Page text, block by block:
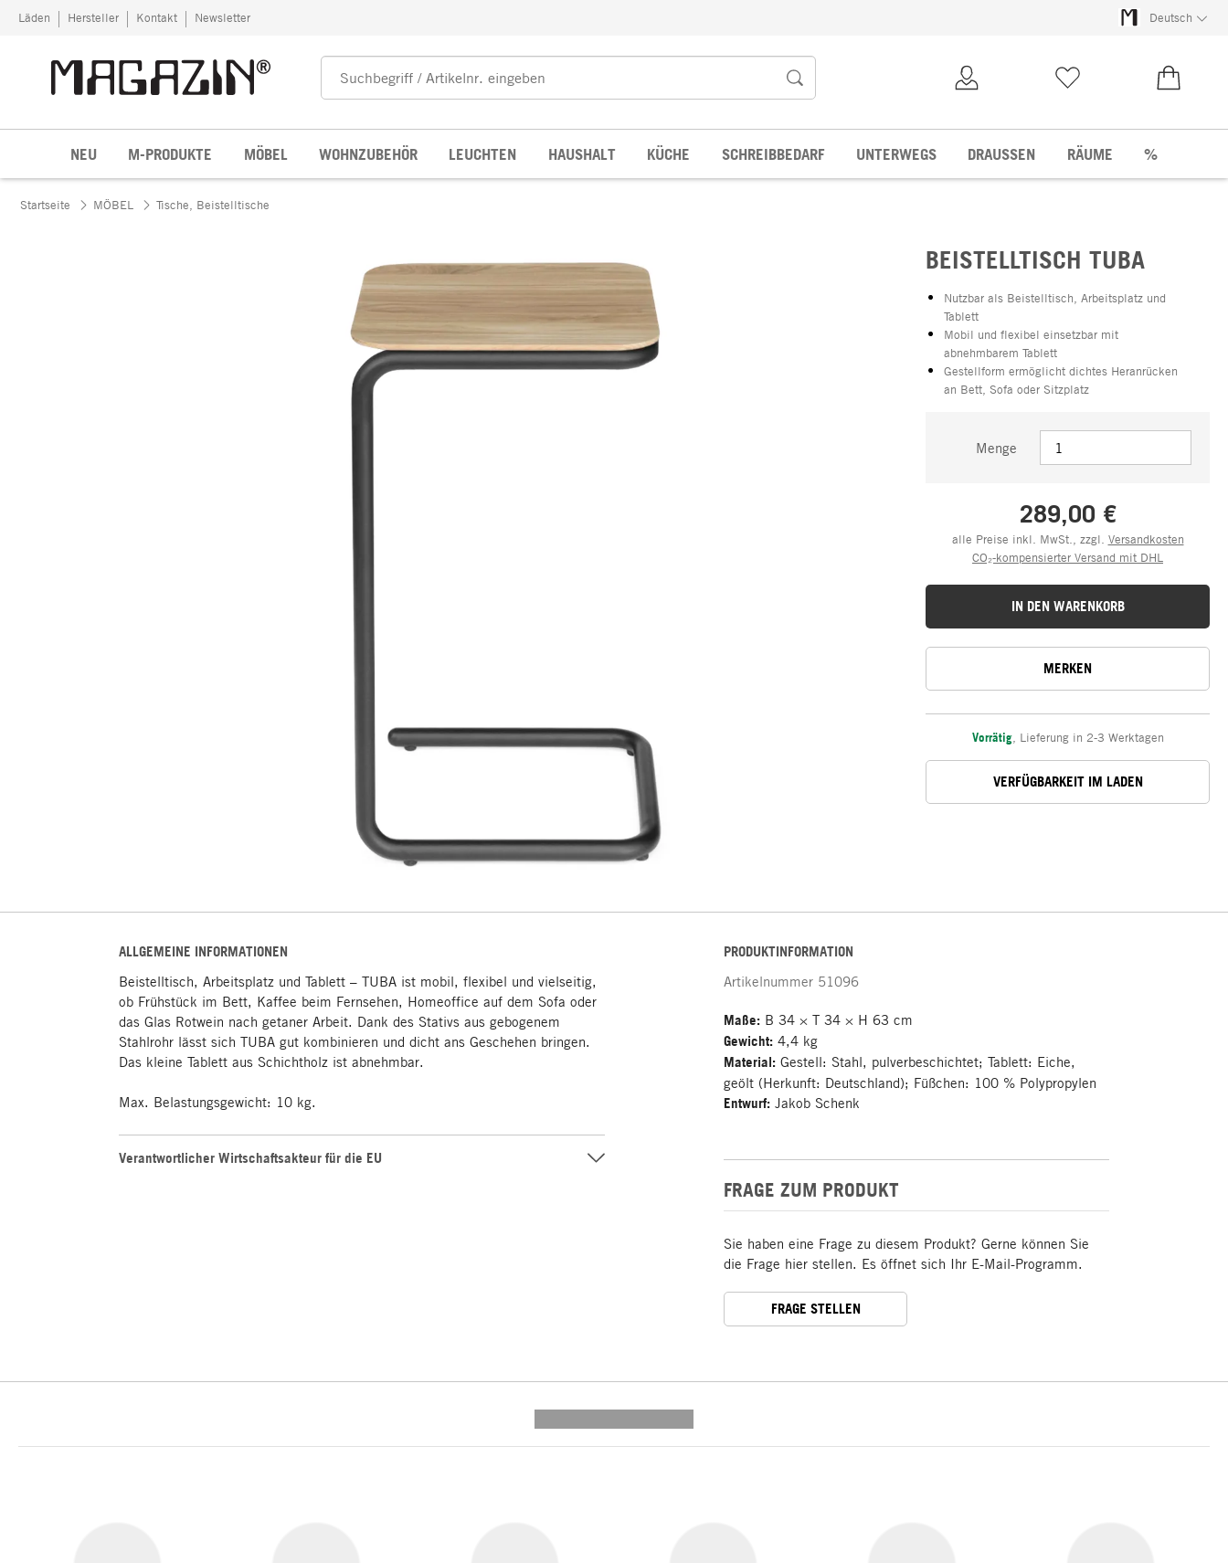
Zum Inhalt springen
Läden Hersteller Kontakt Newsletter Deutsch
NEU M-PRODUKTE MÖBEL WOHNZUBEHÖR LEUCHTEN HAUSHALT KÜCHE SCHREIBBEDARF UNTERWEGS DRAUSSEN RÄUME %
Startseite MÖBEL Tische, Beistelltische
BEISTELLTISCH TUBA
Nutzbar als Beistelltisch, Arbeitsplatz und
Tablett
Mobil und flexibel einsetzbar mit
abnehmbarem Tablett
Gestellform ermöglicht dichtes Heranrücken
an Bett, Sofa oder Sitzplatz
Menge
289,00 €
alle Preise inkl. MwSt., zzgl. Versandkosten
CO₂-kompensierter Versand mit DHL
IN DEN WARENKORB
MERKEN
Vorrätig, Lieferung in 2-3 Werktagen
VERFÜGBARKEIT IM LADEN
ALLGEMEINE INFORMATIONEN
Beistelltisch, Arbeitsplatz und Tablett – TUBA ist mobil, flexibel und vielseitig,
ob Frühstück im Bett, Kaffee beim Fernsehen, Homeoffice auf dem Sofa oder
das Glas Rotwein nach getaner Arbeit. Dank des Stativs aus gebogenem
Stahlrohr lässt sich TUBA gut kombinieren und dicht ans Geschehen bringen.
Das kleine Tablett aus Schichtholz ist abnehmbar.
Max. Belastungsgewicht: 10 kg.
Verantwortlicher Wirtschaftsakteur für die EU
PRODUKTINFORMATION
Artikelnummer 51096
Maße: B 34 × T 34 × H 63 cm
Gewicht: 4,4 kg
Material: Gestell: Stahl, pulverbeschichtet; Tablett: Eiche,
geölt (Herkunft: Deutschland); Füßchen: 100 % Polypropylen
Entwurf: Jakob Schenk
FRAGE ZUM PRODUKT
Sie haben eine Frage zu diesem Produkt? Gerne können Sie
die Frage hier stellen. Es öffnet sich Ihr E-Mail-Programm.
FRAGE STELLEN